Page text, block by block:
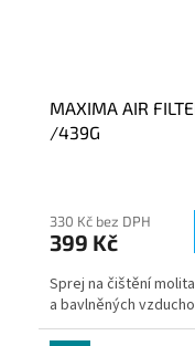
MAXIMA AIR
/439G
330 Kč bez DPH
399 Kč
Sprej na čištění
a bavlněných